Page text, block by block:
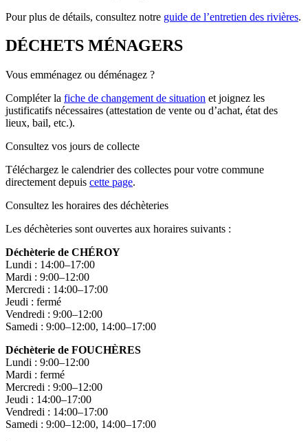
Pour plus de détails, consultez notre guide de l’entretien des rivières.
DÉCHETS MÉNAGERS
Vous emménagez ou déménagez ?
Compléter la fiche de changement de situation et joignez les
justificatifs nécessaires (attestation de vente ou d’achat, état des
lieux, bail, etc.).
Consultez vos jours de collecte
Téléchargez le calendrier des collectes pour votre commune
directement depuis cette page.
Consultez les horaires des déchèteries
Les déchèteries sont ouvertes aux horaires suivants :
Déchèterie de CHÉROY
Lundi : 14:00–17:00
Mardi : 9:00–12:00
Mercredi : 14:00–17:00
Jeudi : fermé
Vendredi : 9:00–12:00
Samedi : 9:00–12:00, 14:00–17:00
Déchèterie de FOUCHÈRES
Lundi : 9:00–12:00
Mardi : fermé
Mercredi : 9:00–12:00
Jeudi : 14:00–17:00
Vendredi : 14:00–17:00
Samedi : 9:00–12:00, 14:00–17:00